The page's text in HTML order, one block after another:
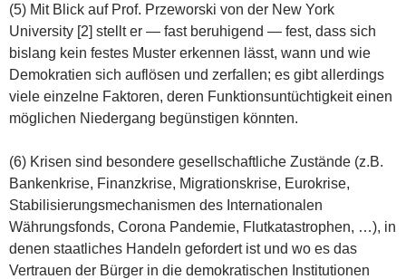
(5) Mit Blick auf Prof. Przeworski von der New York
University [2] stellt er — fast beruhigend — fest, dass sich
bislang kein festes Muster erkennen lässt, wann und wie
Demokratien sich auflösen und zerfallen; es gibt allerdings
viele einzelne Faktoren, deren Funktionsuntüchtigkeit einen
möglichen Niedergang begünstigen könnten.
(6) Krisen sind besondere gesellschaftliche Zustände (z.B.
Bankenkrise, Finanzkrise, Migrationskrise, Eurokrise,
Stabilisierungsmechanismen des Internationalen
Währungsfonds, Corona Pandemie, Flutkatastrophen, …), in
denen staatliches Handeln gefordert ist und wo es das
Vertrauen der Bürger in die demokratischen Institutionen